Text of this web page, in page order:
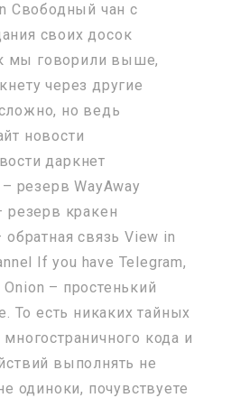
Свободный чан с
своих досок
мы говорили выше,
через другие
но ведь
новости
даркнет
резерв WayAway
резерв кракен
связь View in
If you have Telegram,
– простенький
То есть никаких тайных
кода и
выполнять не
одиноки, почувствуете